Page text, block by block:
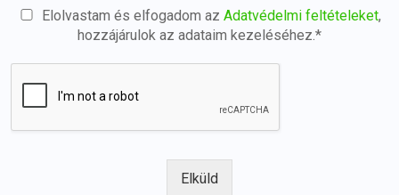
c
Elolvastam és elfogadom az Adatvédelmi feltételeket,
hozzájárulok az adataim kezeléséhez.*
Elküld